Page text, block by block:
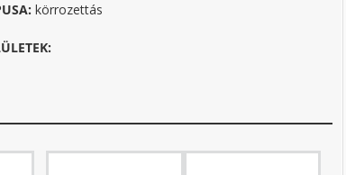
körrozettás